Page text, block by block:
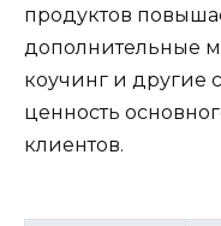
продуктов
дополнительные
коучинг и другие
ценность
клиентов.